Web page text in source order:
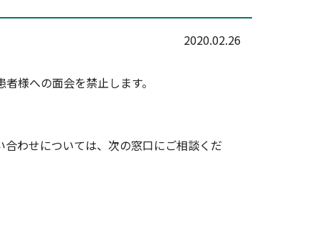
2020.02.26
様への面会を禁止します。
わせについては、次の窓口にご相談くだ